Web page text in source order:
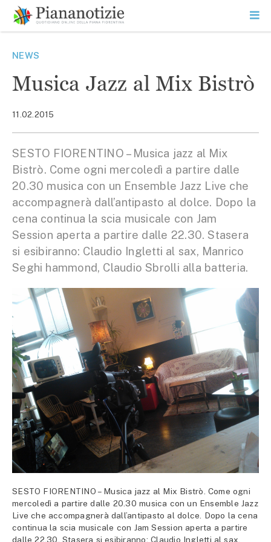
contenuto
SEARCH
NEWS
Musica Jazz al Mix Bistrò
11.02.2015
SESTO FIORENTINO – Musica jazz al Mix
Bistrò. Come ogni mercoledì a partire dalle
20.30 musica con un Ensemble Jazz Live che
accompagnerà dall’antipasto al dolce. Dopo la
cena continua la scia musicale con Jam
Session aperta a partire dalle 22.30. Stasera
si esibiranno: Claudio Ingletti al sax, Manrico
Seghi hammond, Claudio Sbrolli alla batteria.
SESTO FIORENTINO – Musica jazz al Mix Bistrò. Come ogni
mercoledì a partire dalle 20.30 musica con un Ensemble Jazz
Live che accompagnerà dall’antipasto al dolce. Dopo la cena
continua la scia musicale con Jam Session aperta a partire
dalle 22.30. Stasera si esibiranno: Claudio Ingletti al sax,